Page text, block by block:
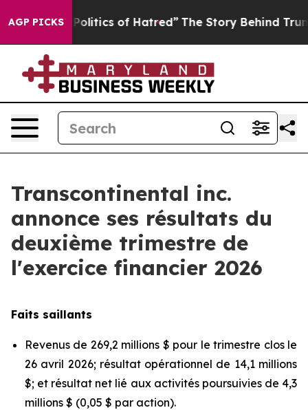
AGP PICKS
of Hatred” The Story Behind Trump’s Terrible
Transcontinental inc.
annonce ses résultats du
deuxième trimestre de
l'exercice financier 2026
Faits saillants
Revenus de 269,2 millions $ pour le trimestre clos le
26 avril 2026; résultat opérationnel de 14,1 millions
$; et résultat net lié aux activités poursuivies de 4,3
millions $ (0,05 $ par action).